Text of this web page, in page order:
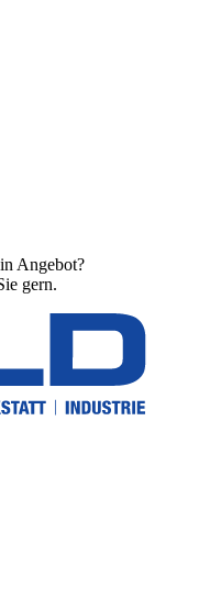
Angebot?
gern.